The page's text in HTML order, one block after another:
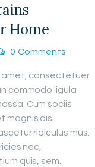
Home
0 Comments
amet, consectetuer
commodo ligula
Cum sociis
magnis dis
ridiculus mus.
nec,
quis, sem.